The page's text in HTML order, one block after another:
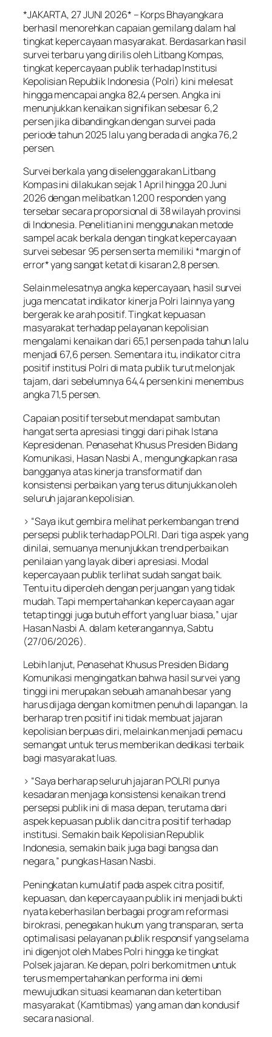
*JAKARTA, 27 JUNI 2026* – Korps Bhayangkara
berhasil menorehkan capaian gemilang dalam hal
tingkat kepercayaan masyarakat. Berdasarkan hasil
survei terbaru yang dirilis oleh Litbang Kompas,
tingkat kepercayaan publik terhadap Institusi
Kepolisian Republik Indonesia (Polri) kini melesat
hingga mencapai angka 82,4 persen. Angka ini
menunjukkan kenaikan signifikan sebesar 6,2
persen jika dibandingkan dengan survei pada
periode tahun 2025 lalu yang berada di angka 76,2
persen.
Survei berkala yang diselenggarakan Litbang
Kompas ini dilakukan sejak 1 April hingga 20 Juni
2026 dengan melibatkan 1.200 responden yang
tersebar secara proporsional di 38 wilayah provinsi
di Indonesia. Penelitian ini menggunakan metode
sampel acak berkala dengan tingkat kepercayaan
survei sebesar 95 persen serta memiliki *margin of
error* yang sangat ketat di kisaran 2,8 persen.
Selain melesatnya angka kepercayaan, hasil survei
juga mencatat indikator kinerja Polri lainnya yang
bergerak ke arah positif. Tingkat kepuasan
masyarakat terhadap pelayanan kepolisian
mengalami kenaikan dari 65,1 persen pada tahun lalu
menjadi 67,6 persen. Sementara itu, indikator citra
positif institusi Polri di mata publik turut melonjak
tajam, dari sebelumnya 64,4 persen kini menembus
angka 71,5 persen.
Capaian positif tersebut mendapat sambutan
hangat serta apresiasi tinggi dari pihak Istana
Kepresidenan. Penasehat Khusus Presiden Bidang
Komunikasi, Hasan Nasbi A., mengungkapkan rasa
bangganya atas kinerja transformatif dan
konsistensi perbaikan yang terus ditunjukkan oleh
seluruh jajaran kepolisian.
> “Saya ikut gembira melihat perkembangan trend
persepsi publik terhadap POLRI. Dari tiga aspek yang
dinilai, semuanya menunjukkan trend perbaikan
penilaian yang layak diberi apresiasi. Modal
kepercayaan publik terlihat sudah sangat baik.
Tentu itu diperoleh dengan perjuangan yang tidak
mudah. Tapi mempertahankan kepercayaan agar
tetap tinggi juga butuh effort yang luar biasa,” ujar
Hasan Nasbi A. dalam keterangannya, Sabtu
(27/06/2026).
Lebih lanjut, Penasehat Khusus Presiden Bidang
Komunikasi mengingatkan bahwa hasil survei yang
tinggi ini merupakan sebuah amanah besar yang
harus dijaga dengan komitmen penuh di lapangan. Ia
berharap tren positif ini tidak membuat jajaran
kepolisian berpuas diri, melainkan menjadi pemacu
semangat untuk terus memberikan dedikasi terbaik
bagi masyarakat luas.
> “Saya berharap seluruh jajaran POLRI punya
kesadaran menjaga konsistensi kenaikan trend
persepsi publik ini di masa depan, terutama dari
aspek kepuasan publik dan citra positif terhadap
institusi. Semakin baik Kepolisian Republik
Indonesia, semakin baik juga bagi bangsa dan
negara,” pungkas Hasan Nasbi.
Peningkatan kumulatif pada aspek citra positif,
kepuasan, dan kepercayaan publik ini menjadi bukti
nyata keberhasilan berbagai program reformasi
birokrasi, penegakan hukum yang transparan, serta
optimalisasi pelayanan publik responsif yang selama
ini digenjot oleh Mabes Polri hingga ke tingkat
Polsek jajaran. Ke depan, polri berkomitmen untuk
terus mempertahankan performa ini demi
mewujudkan situasi keamanan dan ketertiban
masyarakat (Kamtibmas) yang aman dan kondusif
secara nasional.